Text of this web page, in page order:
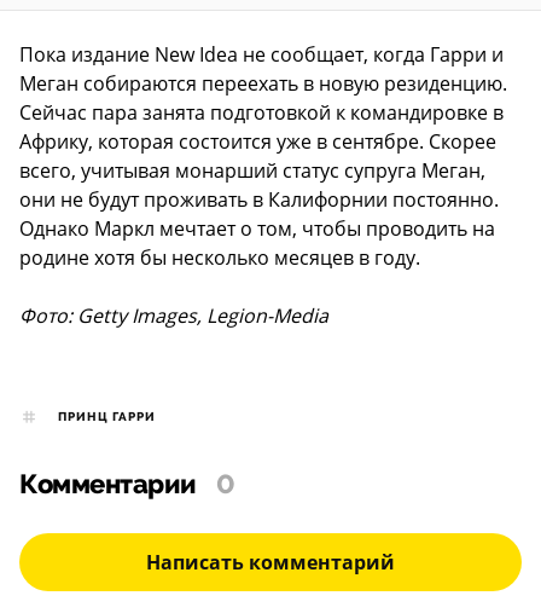
Пока издание New Idea не сообщает, когда Гарри и
Меган собираются переехать в новую резиденцию.
Сейчас пара занята подготовкой к командировке в
Африку, которая состоится уже в сентябре. Скорее
всего, учитывая монарший статус супруга Меган,
они не будут проживать в Калифорнии постоянно.
Однако Маркл мечтает о том, чтобы проводить на
родине хотя бы несколько месяцев в году.
Фото: Getty Images, Legion-Media
ПРИНЦ ГАРРИ
Комментарии 0
Написать комментарий